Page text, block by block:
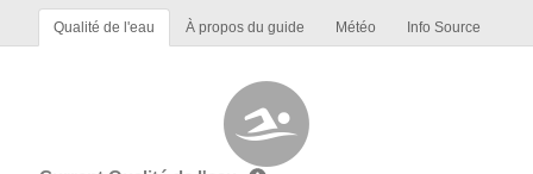
Qualité de l'eau À propos du guide Météo Info Source